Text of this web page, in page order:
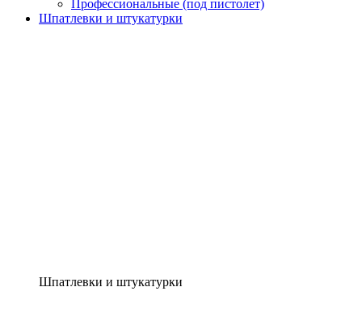
Профессиональные (под пистолет)
Шпатлевки и штукатурки
Шпатлевки и штукатурки